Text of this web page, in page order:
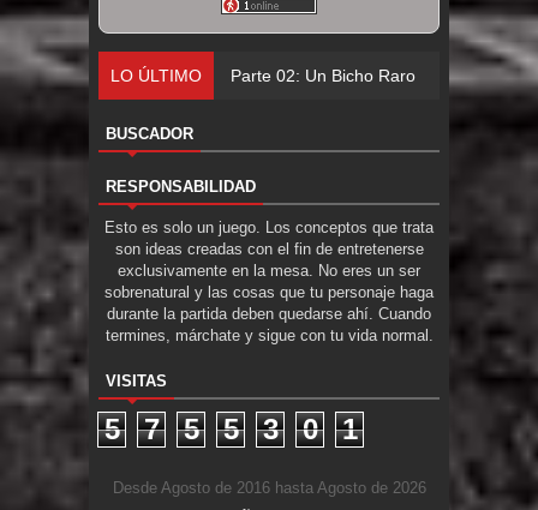
LO ÚLTIMO Parte 02: Un Bicho Raro
BUSCADOR
RESPONSABILIDAD
Esto es solo un juego. Los conceptos que trata
son ideas creadas con el fin de entretenerse
exclusivamente en la mesa. No eres un ser
sobrenatural y las cosas que tu personaje haga
durante la partida deben quedarse ahí. Cuando
termines, márchate y sigue con tu vida normal.
VISITAS
5 7 5 5 3 0 1
Desde Agosto de 2016 hasta Agosto de 2026